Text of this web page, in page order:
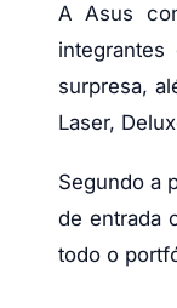
A Asus
surpresa,
Laser,
Segundo a
de entrada
todo o